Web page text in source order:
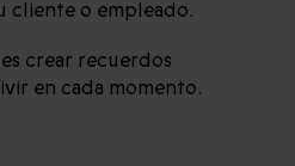
cliente o empleado.
crear recuerdos
en cada momento.